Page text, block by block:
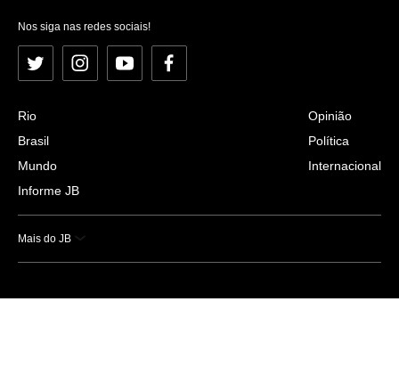
Nos siga nas redes sociais!
Twitter InstagramYouTubeFacebook
Rio
Brasil
Mundo
Informe JB
Opinião
Política
Internacional
Mais do JB
Esportes